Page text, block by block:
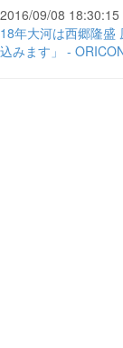
2016/09/08 18:30:15
18年大河は西郷隆盛
込みます」 -